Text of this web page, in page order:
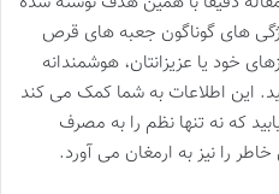
های گوناگون جعبه های قرص
خود یا عزیزانتان، هوشمندانه
این اطلاعات به شما کمک می کند
که نه تنها نظم را به مصرف
را نیز به ارمغان می آورد.